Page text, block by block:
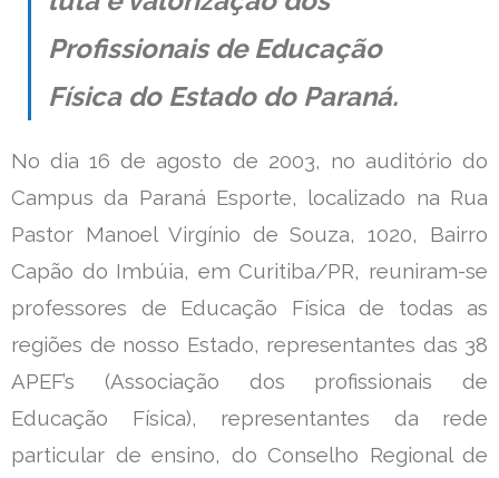
Contato
Profissionais de Educação
Física do Estado do Paraná.
No dia 16 de agosto de 2003, no auditório do
Campus da Paraná Esporte, localizado na Rua
Pastor Manoel Virgínio de Souza, 1020, Bairro
Capão do Imbúia, em Curitiba/PR, reuniram-se
professores de Educação Física de todas as
regiões de nosso Estado, representantes das 38
APEF’s (Associação dos profissionais de
Educação Física), representantes da rede
particular de ensino, do Conselho Regional de